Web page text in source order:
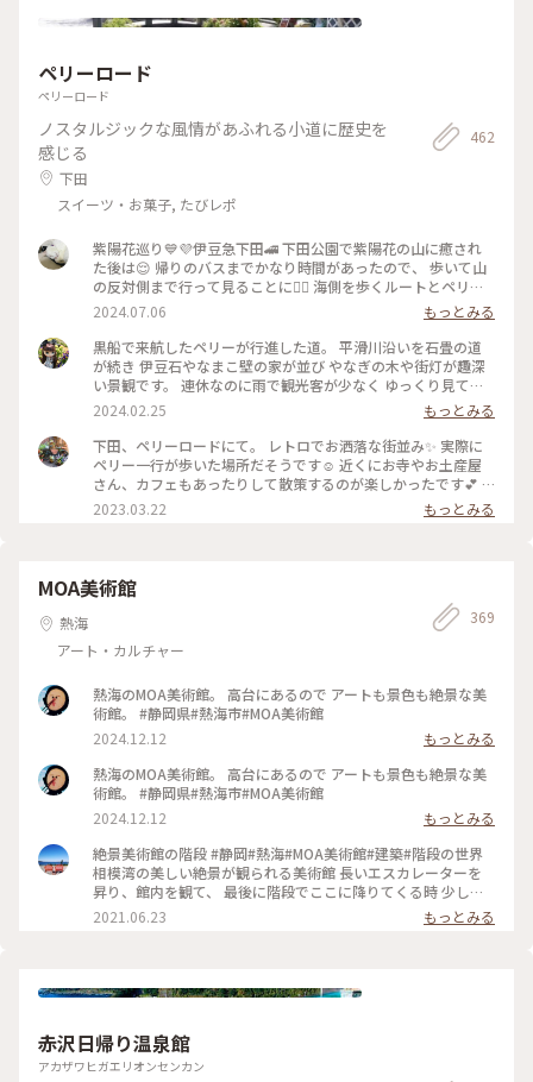
🙇‍♀️✨ #私のことりっぷ旅 #花だより #レトロな街 #Myことりっ
ペリーロード
ペリーロード
ノスタルジックな風情があふれる小道に歴史を
感じる
下田
スイーツ・お菓子, たびレポ
462
紫陽花巡り💙💜伊豆急下田🚄 下田公園で紫陽花の山に癒され
た後は😌 帰りのバスまでかなり時間があったので、 歩いて山
の反対側まで行って見ることに🚶‍♀️ 海側を歩くルートとペリー
ロードを通るルート、 行き方は二通り✌🏻ペリーロードを歩く
事に♪ その昔、来日したペリーが了仙寺まで歩いた道🌿 この
日はお休みのお店が多く、サクッと通った だけでしたが😅柳
並木に風情ある建物、今度は もう少しゆっくり来てみたいで
す🥰 ペリーロードを抜けるとトンネルが見えて 来ました❣️トン
ネルの向こうは…海かなぁ💙 #電車旅 #相模湾 #伊豆急下田 #
紫陽花巡り #ことりっぷ下田 #特急踊り子 #ペリーロード#下田
公園
2024.07.06
もっとみる
黒船で来航したペリーが行進した道。 平滑川沿いを石畳の道
が続き 伊豆石やなまこ壁の家が並び やなぎの木や街灯が趣深
い景観です。 連休なのに雨で観光客が少なく ゆっくり見てま
われました。 #冬の旅#下田#ペリーロード
2024.02.25
もっとみる
下田、ペリーロードにて。 レトロでお洒落な街並み✨ 実際に
ペリー一行が歩いた場所だそうです☺️ 近くにお寺やお土産屋
さん、カフェもあったりして散策するのが楽しかったです💕 #
私のことりっぷ旅 #レトロな街 #Myことりっぷ
2023.03.22 もっとみる
MOA美術館
熱海
アート・カルチャー
369
熱海のMOA美術館。 高台にあるので アートも景色も絶景な美
術館。 #静岡県#熱海市#MOA美術館
2024.12.12
もっとみる
熱海のMOA美術館。 高台にあるので アートも景色も絶景な美
術館。 #静岡県#熱海市#MOA美術館
2024.12.12
もっとみる
絶景美術館の階段 #静岡#熱海#MOA美術館#建築#階段の世界
相模湾の美しい絶景が観られる美術館 長いエスカレーターを
昇り、館内を観て、 最後に階段でここに降りてくる時 少しず
つ海が見えてくる 建物が額縁になり、階段を降りるごとに 海
の絵が大きくなって行きます。 この広場に出て振り返るとこの
2021.06.23 もっとみる
赤沢日帰り温泉館
アカザワヒガエリオンセンカン